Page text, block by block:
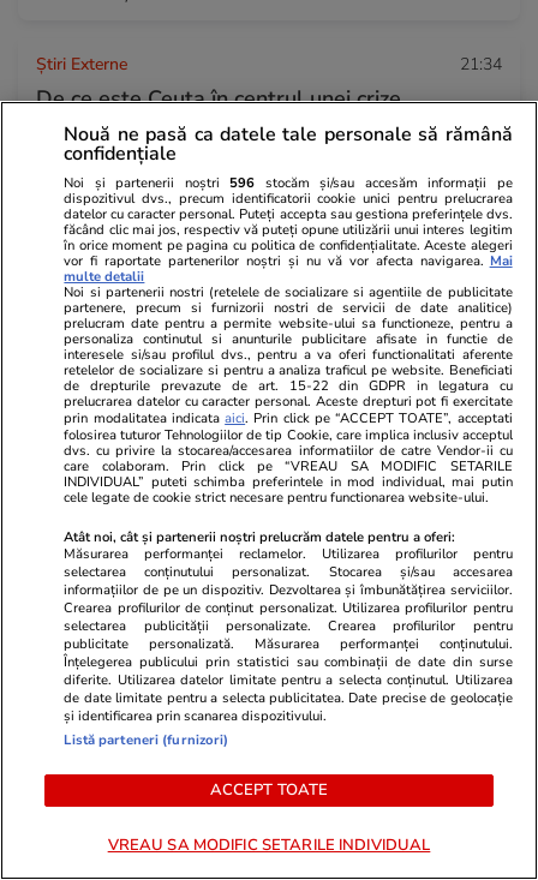
Știri Externe 21:34
De ce este Ceuta în centrul unei crize
migraționiste permanente. Miza enclavei
spaniole de la granița cu Marocul
Știri România 21:30
Prima localitate din România în care apa va fi
oprită în fiecare noapte din cauza secetei: „Nu
se poate asigura distribuția apei în regim
continuu”
Știri Externe 21:23
Generalii ruși, vizați de o serie de asasinate
ultimii doi ani
Citește mai multe
TRENDING
Horoscop 4 august 2026. Capricornilor le este
Nouă ne pasă ca datele tale personale să rămână
confidențiale
Noi și partenerii noștri 596 stocăm și/sau accesăm informații pe
dispozitivul dvs., precum identificatorii cookie unici pentru prelucrarea
datelor cu caracter personal. Puteți accepta sau gestiona preferințele dvs.
făcând clic mai jos, respectiv vă puteți opune utilizării unui interes legitim
în orice moment pe pagina cu politica de confidențialitate. Aceste alegeri
vor fi raportate partenerilor noștri și nu vă vor afecta navigarea. Mai
multe detalii
Noi si partenerii nostri (retelele de socializare si agentiile de publicitate
partenere, precum si furnizorii nostri de servicii de date analitice)
prelucram date pentru a permite website-ului sa functioneze, pentru a
personaliza continutul si anunturile publicitare afisate in functie de
interesele si/sau profilul dvs., pentru a va oferi functionalitati aferente
retelelor de socializare si pentru a analiza traficul pe website. Beneficiati
de drepturile prevazute de art. 15-22 din GDPR in legatura cu
prelucrarea datelor cu caracter personal. Aceste drepturi pot fi exercitate
prin modalitatea indicataaici. Prin click pe “ACCEPT TOATE”, acceptati
folosirea tuturor Tehnologiilor de tip Cookie, care implica inclusiv acceptul
dvs. cu privire la stocarea/accesarea informatiilor de catre Vendor-ii cu
care colaboram. Prin click pe “VREAU SA MODIFIC SETARILE
INDIVIDUAL” puteti schimba preferintele in mod individual, mai putin
cele legate de cookie strict necesare pentru functionarea website-ului.
Atât noi, cât și partenerii noștri prelucrăm datele pentru a oferi:
Măsurarea performanței reclamelor. Utilizarea profilurilor pentru
selectarea conținutului personalizat. Stocarea și/sau accesarea
informațiilor de pe un dispozitiv. Dezvoltarea și îmbunătățirea serviciilor.
Crearea profilurilor de conținut personalizat. Utilizarea profilurilor pentru
selectarea publicității personalizate. Crearea profilurilor pentru
publicitate personalizată. Măsurarea performanței conținutului.
Înțelegerea publicului prin statistici sau combinații de date din surse
diferite. Utilizarea datelor limitate pentru a selecta conținutul. Utilizarea
de date limitate pentru a selecta publicitatea. Date precise de geolocație
și identificarea prin scanarea dispozitivului.
Listă parteneri (furnizori)
ACCEPT TOATE
VREAU SA MODIFIC SETARILE INDIVIDUAL